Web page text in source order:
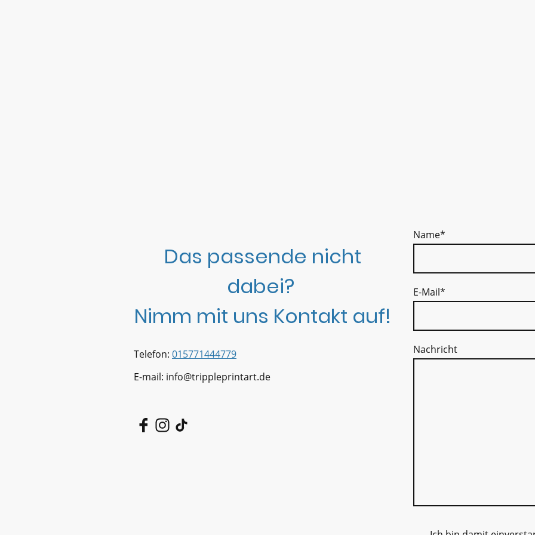
Das passende nicht
dabei?
Nimm mit uns Kontakt auf!
Telefon: 015771444779
E-mail: info@trippleprintart.de
Name*
E-Mail*
Nachricht